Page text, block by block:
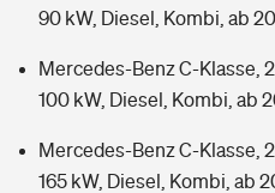
90 kW, Diesel, Kombi, ab
Mercedes-Benz C-Klasse,
100 kW, Diesel, Kombi, ab
Mercedes-Benz C-Klasse,
165 kW, Diesel, Kombi, ab